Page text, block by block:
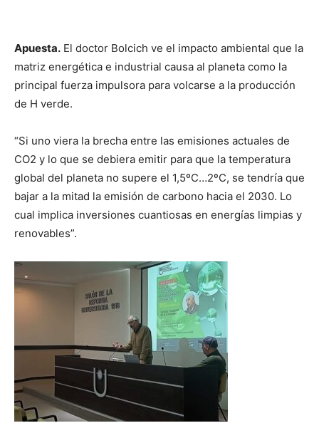
Apuesta. El doctor Bolcich ve el impacto ambiental que la
matriz energética e industrial causa al planeta como la
principal fuerza impulsora para volcarse a la producción
de H verde.
“Si uno viera la brecha entre las emisiones actuales de
CO2 y lo que se debiera emitir para que la temperatura
global del planeta no supere el 1,5ºC…2ºC, se tendría que
bajar a la mitad la emisión de carbono hacia el 2030. Lo
cual implica inversiones cuantiosas en energías limpias y
renovables”.